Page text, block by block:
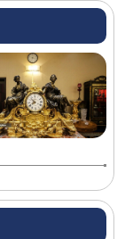
کار اصلی من برای
بوده است/
دنیامالی: امنیت
تهیدست به
نعمت‌پور بعد از